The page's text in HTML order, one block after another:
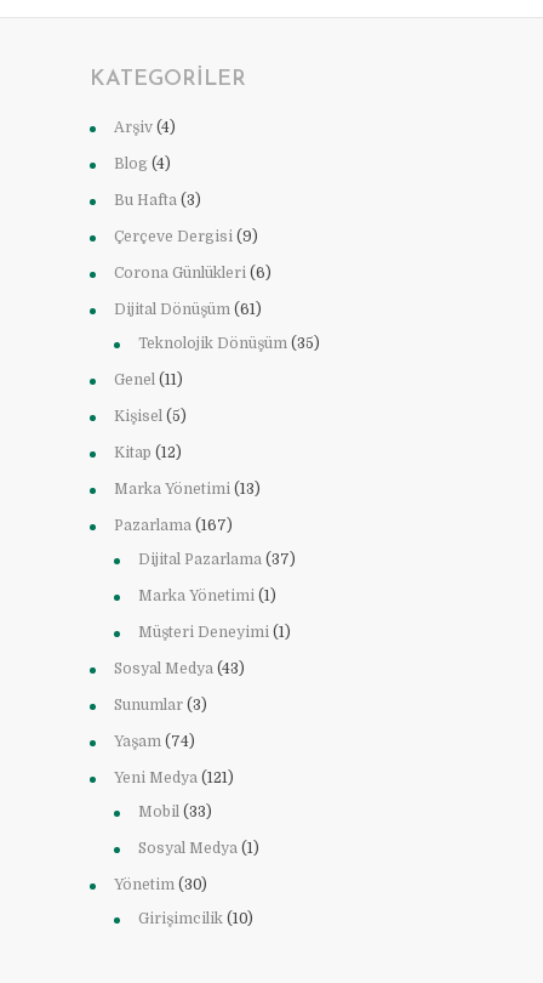
KATEGORILER
Arşiv (4)
Blog (4)
Bu Hafta (3)
Çerçeve Dergisi (9)
Corona Günlükleri (6)
Dijital Dönüşüm (61)
Teknolojik Dönüşüm (35)
Genel (11)
Kişisel (5)
Kitap (12)
Marka Yönetimi (13)
Pazarlama (167)
Dijital Pazarlama (37)
Marka Yönetimi (1)
Müşteri Deneyimi (1)
Sosyal Medya (43)
Sunumlar (3)
Yaşam (74)
Yeni Medya (121)
Mobil (33)
Sosyal Medya (1)
Yönetim (30)
Girişimcilik (10)